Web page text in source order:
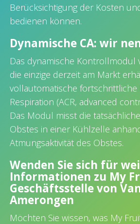
Berücksichtigung der Kosten
bedienen können.
Dynamische CA: wir
Das dynamische Kontrollmodul
die einzige derzeit am Markt
vollautomatische
Respiration (ACR, advanced
Das Modul misst die
Obstes in einer Kühlzelle
Atmungsaktivität des Obstes.
Wenden Sie sich für
Informationen zu My
Geschäftsstelle von
Amerongen
Möchten Sie wissen, was My